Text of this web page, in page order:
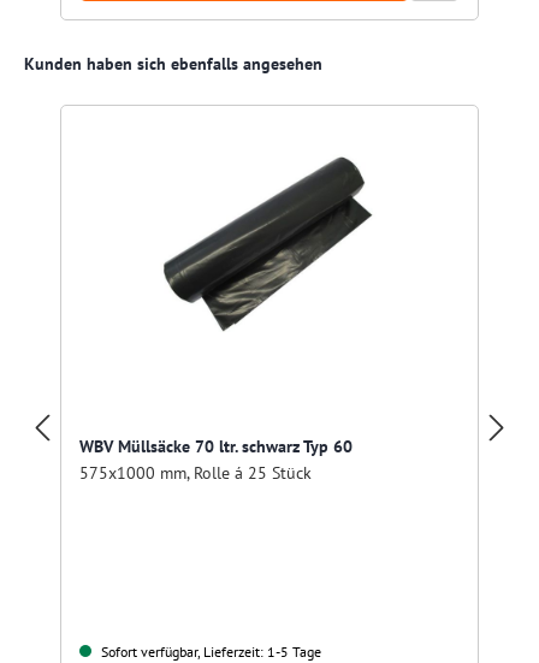
Produktgalerie überspringen
Kunden haben sich ebenfalls angesehen
WBV Müllsäcke 70 ltr. schwarz Typ 60
575x1000 mm, Rolle á 25 Stück
Sofort verfügbar, Lieferzeit: 1-5 Tage